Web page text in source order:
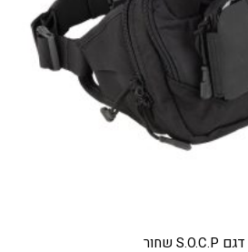
המוצר